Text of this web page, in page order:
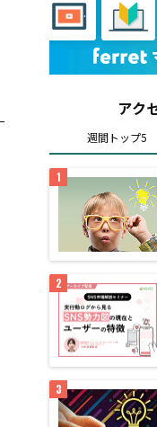
アク
週間トップ5